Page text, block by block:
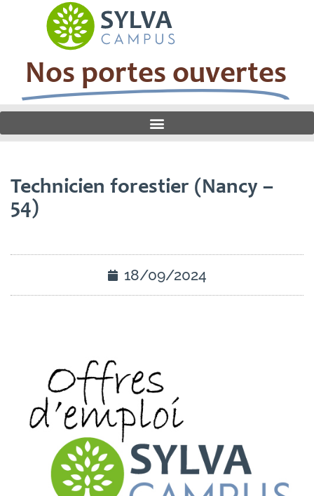
Nos portes ouvertes
Technicien forestier (Nancy –
54)
18/09/2024